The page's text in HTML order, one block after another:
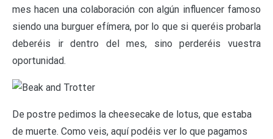
mes hacen una colaboración con algún influencer famoso
siendo una burguer efímera, por lo que si queréis probarla
deberéis ir dentro del mes, sino perderéis vuestra
oportunidad.
De postre pedimos la cheesecake de lotus, que estaba
de muerte. Como veis, aquí podéis ver lo que pagamos